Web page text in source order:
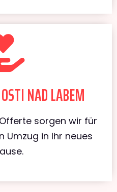
NAD LABEM
sorgen wir für
Umzug in Ihr neues